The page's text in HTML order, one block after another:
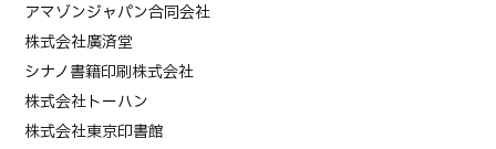
アマゾンジャパン合同会社
株式会社廣済堂
シナノ書籍印刷株式会社
株式会社トーハン
株式会社東京印書館